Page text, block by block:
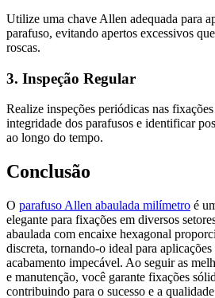
Utilize uma chave Allen adequada para
parafuso, evitando apertos excessivos
roscas.
3. Inspeção Regular
Realize inspeções periódicas nas
integridade dos parafusos e identificar
ao longo do tempo.
Conclusão
O parafuso Allen abaulada milímetro é
elegante para fixações em diversos
abaulada com encaixe hexagonal
discreta, tornando-o ideal para
acabamento impecável. Ao seguir as
e manutenção, você garante fixações
contribuindo para o sucesso e a